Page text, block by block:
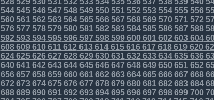
544545546547 548549550551552 553554555556
560561562 563564565566567 568569570571572
576577 578579580581582 583584585586587 588
592 593594595596597 598599600601602 603604
608609610611612 613614615616617 618619620
624625626627 628629630631632 633634635636
640641642 643644645646647 648649650651652
656657 658659660661662 663664665666667 668
672 673674675676677 678679680681682 683684
688689690691692 693694695696697 698699700